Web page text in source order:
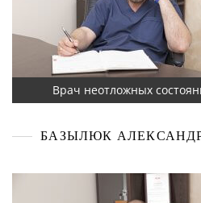
Врач неотложных
БАЗЫЛЮК